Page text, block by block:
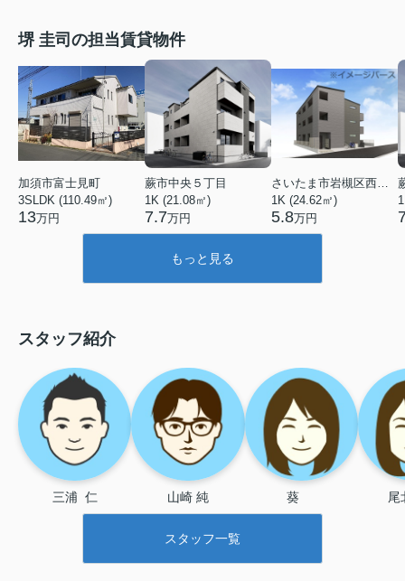
堺 圭司の担当賃貸物件
加須市富士見町
3SLDK (110.49㎡)
13万円
蕨市中央５丁目
1K (21.08㎡)
7.7万円
1K (24.62㎡)
5.8万円
もっと見る
スタッフ紹介
三浦  仁 山崎 純 葵 尾
スタッフ一覧